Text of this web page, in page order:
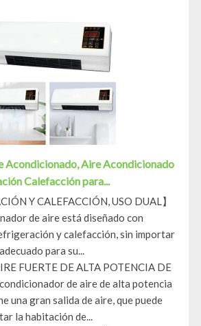
Aire Acondicionado
Calefacción para...
Y CALEFACCIÓN, USO DUAL】
de aire está diseñado con
y calefacción, sin importar
para su...
FUERTE DE ALTA POTENCIA DE
de aire de alta potencia
una gran salida de aire, que puede
la habitación de...